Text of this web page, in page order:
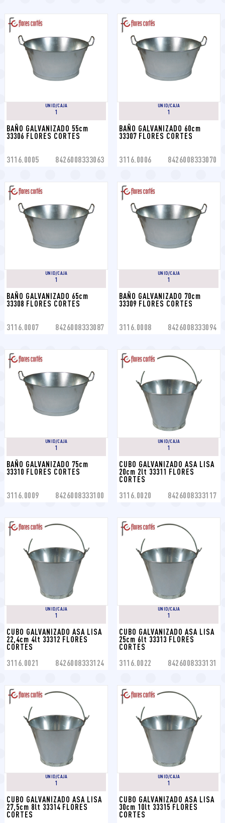
UNID/CAJA
1
BAÑO GALVANIZADO 55cm
33306 FLORES CORTES
3116.0005 8426008333063
UNID/CAJA
1
BAÑO GALVANIZADO 60cm
33307 FLORES CORTES
3116.0006 8426008333070
UNID/CAJA
1
BAÑO GALVANIZADO 65cm
33308 FLORES CORTES
3116.0007 8426008333087
UNID/CAJA
1
BAÑO GALVANIZADO 70cm
33309 FLORES CORTES
3116.0008 8426008333094
UNID/CAJA
1
BAÑO GALVANIZADO 75cm
33310 FLORES CORTES
3116.0009 8426008333100
UNID/CAJA
1
CUBO GALVANIZADO ASA LISA
20cm 2lt 33311 FLORES
CORTES
3116.0020 8426008333117
UNID/CAJA
1
CUBO GALVANIZADO ASA LISA
22,4cm 4lt 33312 FLORES
CORTES
3116.0021 8426008333124
UNID/CAJA
1
CUBO GALVANIZADO ASA LISA
25cm 6lt 33313 FLORES
CORTES
3116.0022 8426008333131
UNID/CAJA
1
CUBO GALVANIZADO ASA LISA
27,5cm 8lt 33314 FLORES
CORTES
UNID/CAJA
1
CUBO GALVANIZADO ASA LISA
30cm 10lt 33315 FLORES
CORTES